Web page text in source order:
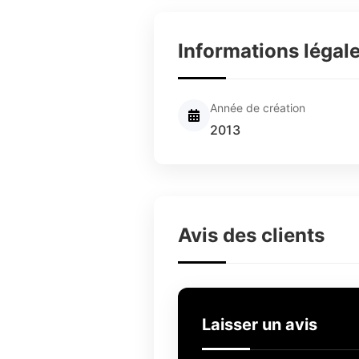
Informations
Année de création
2013
Avis des clients
Laisser un avis